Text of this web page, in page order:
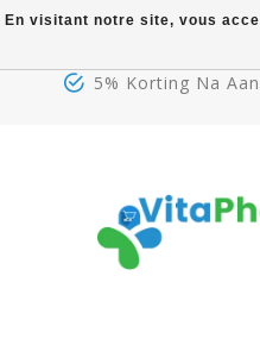
5% Korting Na
En visitant notre site, vous